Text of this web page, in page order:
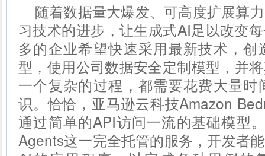
随着数据量大爆发、可高度扩展算
习技术的进步，让生成式AI足以改变
多的企业希望快速采用最新技术，
型，使用公司数据安全定制模型，并
一个复杂的过程，都需要花费大量
识。恰恰，亚马逊云科技Amazon
通过简单的API访问一流的基础模型
Agents这一完全托管的服务，开发者